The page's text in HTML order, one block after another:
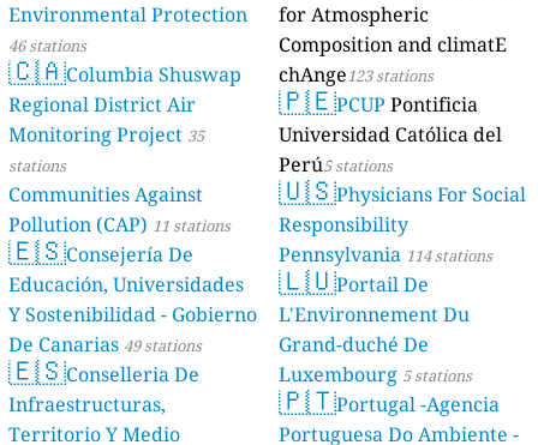
Environmental Protection
46 stations
🇨🇦Columbia Shuswap
Regional District Air
Monitoring Project 35
stations
Communities Against
Pollution (CAP) 11 stations
🇪🇸Consejería De
Educación, Universidades
Y Sostenibilidad - Gobierno
De Canarias 49 stations
🇪🇸Conselleria De
Infraestructuras,
Territorio Y Medio
for Atmospheric
Composition and climatE
chAnge123 stations
🇵🇪PCUP Pontificia
Universidad Católica del
Perú5 stations
🇺🇸Physicians For Social
Responsibility
Pennsylvania 114 stations
🇱🇺Portail De
L'Environnement Du
Grand-duché De
Luxembourg 5 stations
🇵🇹Portugal -Agencia
Portuguesa Do Ambiente -